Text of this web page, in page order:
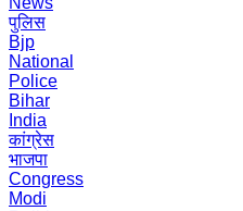
पुलिस
Bjp
National
Police
Bihar
India
कांग्रेस
भाजपा
Congress
Modi